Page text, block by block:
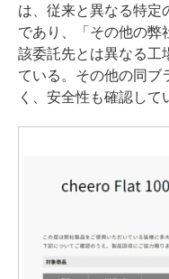
は、従来と異なる特定
であり、「その他の弊
該委託先とは異なる工
ている。その他の同ブ
く、安全性も確認して